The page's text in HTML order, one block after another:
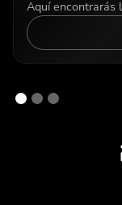
Aquí encontrarás